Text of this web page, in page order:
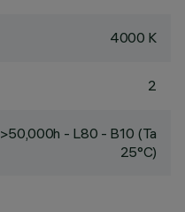
4000 K
2
>50,000h - L80 - B10 (Ta
25°C)